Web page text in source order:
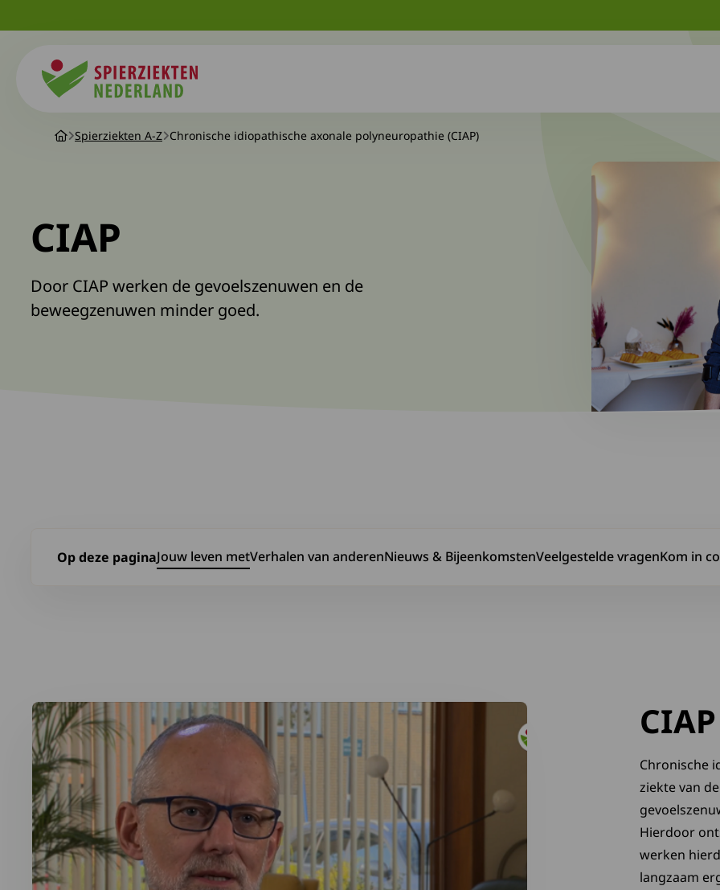
Spierziekten A-Z Chronische idiopathische axonale polyneuropathie (CIAP)
CIAP
Door CIAP werken de gevoelszenuwen en de
beweegzenuwen minder goed.
Op deze paginaJouw leven met
Ga naar Jouw leven met
Verhalen van anderen
Ga naar Verhalen van anderen
Nieuws & Bijeenkomsten
Ga naar Nieuws & Bijeenkomsten
Veelgestelde vragen
Ga naar Veelgestelde vragen
Kom in
Ga naar
Chronische
ziekte van
Hierdoor
werken
langzaam